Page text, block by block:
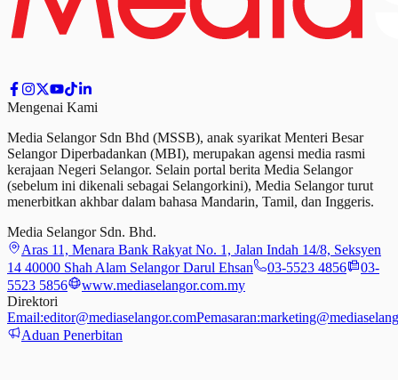
Mengenai Kami
Media Selangor Sdn Bhd (MSSB), anak syarikat Menteri Besar
Selangor Diperbadankan (MBI), merupakan agensi media rasmi
kerajaan Negeri Selangor. Selain portal berita Media Selangor
(sebelum ini dikenali sebagai Selangorkini), Media Selangor turut
menerbitkan akhbar dalam bahasa Mandarin, Tamil, dan Inggeris.
Media Selangor Sdn. Bhd.
Aras 11, Menara Bank Rakyat No. 1, Jalan Indah 14/8, Seksyen
14 40000 Shah Alam Selangor Darul Ehsan
03-5523 4856
03-
5523 5856
www.mediaselangor.com.my
Direktori
Email:editor@mediaselangor.comPemasaran:
Aduan Penerbitan